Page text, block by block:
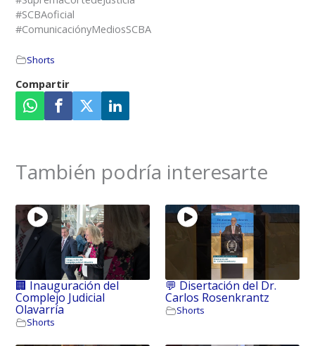
#SCBAoficial
#ComunicaciónyMediosSCBA
Shorts
🏢 Inauguración del
Complejo Judicial
Olavarría
Shorts
💬 Disertación del Dr.
Carlos Rosenkrantz
Shorts